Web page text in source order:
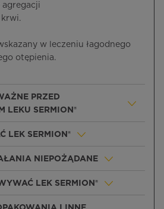
agregacji
krwi.
w leczeniu łagodnego
otępienia.
PRZED
LEKU SERMION®
LEK SERMION®
NIEPOŻĄDANE
LEK SERMION®